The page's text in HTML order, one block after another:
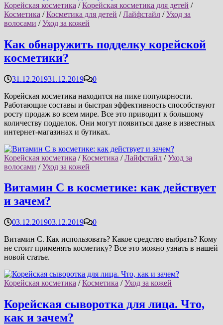
Корейская косметика /Корейская косметика для детей /
Косметика /Косметика для детей /Лайфстайл /Уход за
волосами /Уход за кожей
Как обнаружить подделку корейской
косметики?
31.12.201931.12.2019
0
Корейская косметика находится на пике популярности.
Работающие составы и быстрая эффективность способствуют
росту продаж во всем мире. Все это приводит к большому
количеству подделок. Они могут появиться даже в известных
интернет-магазинах и бутиках.
Корейская косметика /Косметика /Лайфстайл /Уход за
волосами /Уход за кожей
Витамин C в косметике: как действует
и зачем?
03.12.201903.12.2019
0
Витамин С. Как использовать? Какое средство выбрать? Кому
не стоит применять косметику? Все это можно узнать в нашей
новой статье.
Корейская косметика /Косметика /Уход за кожей
Корейская сыворотка для лица. Что,
как и зачем?